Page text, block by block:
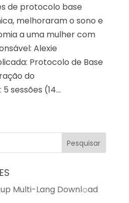
de protocolo base
melhoraram o sono e
a uma mulher com
Alexie
Protocolo de Base
do
sessões (14...
Multi-Lang Downl𝚘ad